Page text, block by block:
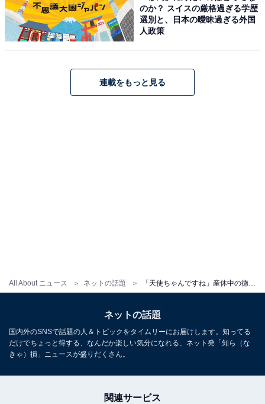
All About ニュース ネットの話題
のか？ スイスの厳格過ぎる学歴
選別と、日本の曖昧過ぎる外国
人政策
連載をもっと見る
ネットの話題
国内外のSNSで話題の人＆トピックをタイムリーにお届けします。知ってる
だけでちょっと得する、なんだか楽しい気分になれる、ネット発「知ら（な
きゃ）損」ニュースが盛りだくさん。
関連サービス